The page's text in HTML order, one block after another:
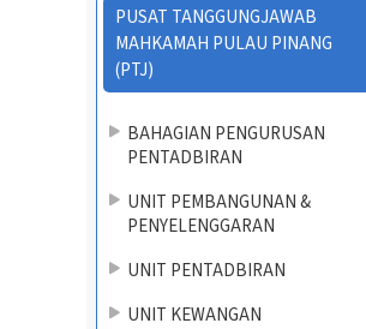
PUSAT TANGGUNGJAWAB
MAHKAMAH PULAU PINANG
(PTJ)
BAHAGIAN PENGURUSAN
PENTADBIRAN
UNIT PEMBANGUNAN &
PENYELENGGARAN
UNIT PENTADBIRAN
UNIT KEWANGAN